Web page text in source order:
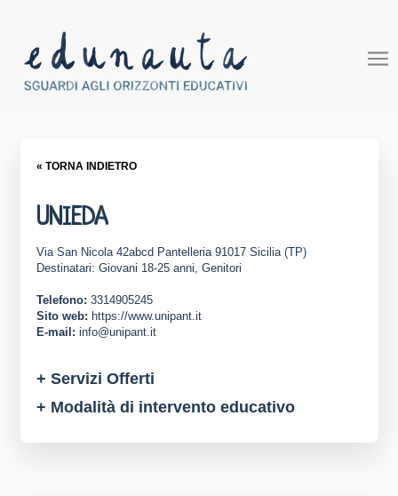
« TORNA INDIETRO
UNIEDA
Via San Nicola 42abcd Pantelleria 91017 Sicilia (TP)
Destinatari: Giovani 18-25 anni, Genitori
Telefono: 3314905245
Sito web: https://www.unipant.it
E-mail: info@unipant.it
+ Servizi Offerti
+ Modalità di intervento educativo